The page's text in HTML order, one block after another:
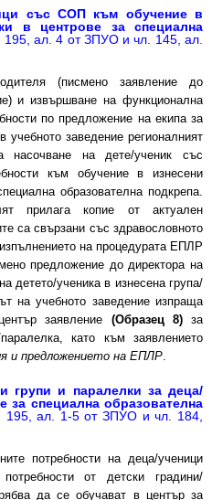
със СОП към обучение в
в центрове за специална
195, ал. 4 от ЗПУО и чл. 145, ал.
(писмено заявление до
и извършване на функционална
по предложение на екипа за
учебното заведение регионалният
насочване на дете/ученик със
към обучение в изнесени
образователна подкрепа.
прилага копие от актуален
са свързани със здравословното
на процедурата ЕПЛР
предложение до директора на
детето/ученика в изнесена група/
на учебното заведение изпраща
заявление (Образец 8)за
като към заявлението
и предложението на ЕПЛР.
групи и паралелки за деца/
специална образователна
195, ал. 1-5 от ЗПУО и чл. 184,
потребности на деца/ученици
от детски градини/
да се обучават в център за